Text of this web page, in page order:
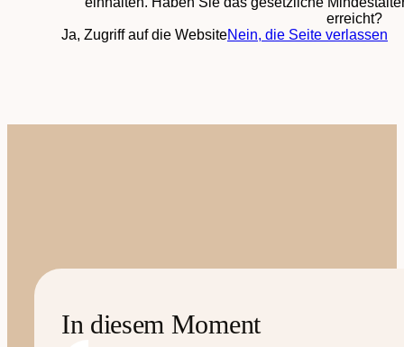
erreicht?
Ja, Zugriff auf die WebsiteNein, die Seite verlassen
In diesem Moment